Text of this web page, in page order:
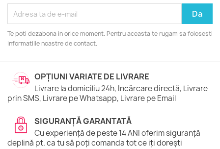
Te poti dezabona in orice moment. Pentru aceasta te rugam sa folosesti
informatiile noastre de contact.
OPȚIUNI VARIATE DE LIVRARE
Livrare la domiciliu 24h, Incărcare directă, Livrare
prin SMS, Livrare pe Whatsapp, Livrare pe Email
SIGURANȚĂ GARANTATĂ
Cu experiență de peste 14 ANI oferim siguranță
deplină pt. ca tu să poți comanda tot ce iți dorești